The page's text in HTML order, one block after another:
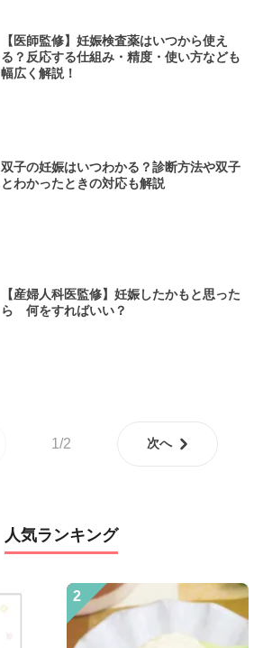
【医師監修】妊娠検査薬はいつから使え
る？反応する仕組み・精度・使い方なども
幅広く解説！
双子の妊娠はいつわかる？診断方法や双子
とわかったときの対応も解説
【産婦人科医監修】妊娠したかもと思った
ら 何をすればいい？
1/2 次へ
人気ランキング
2